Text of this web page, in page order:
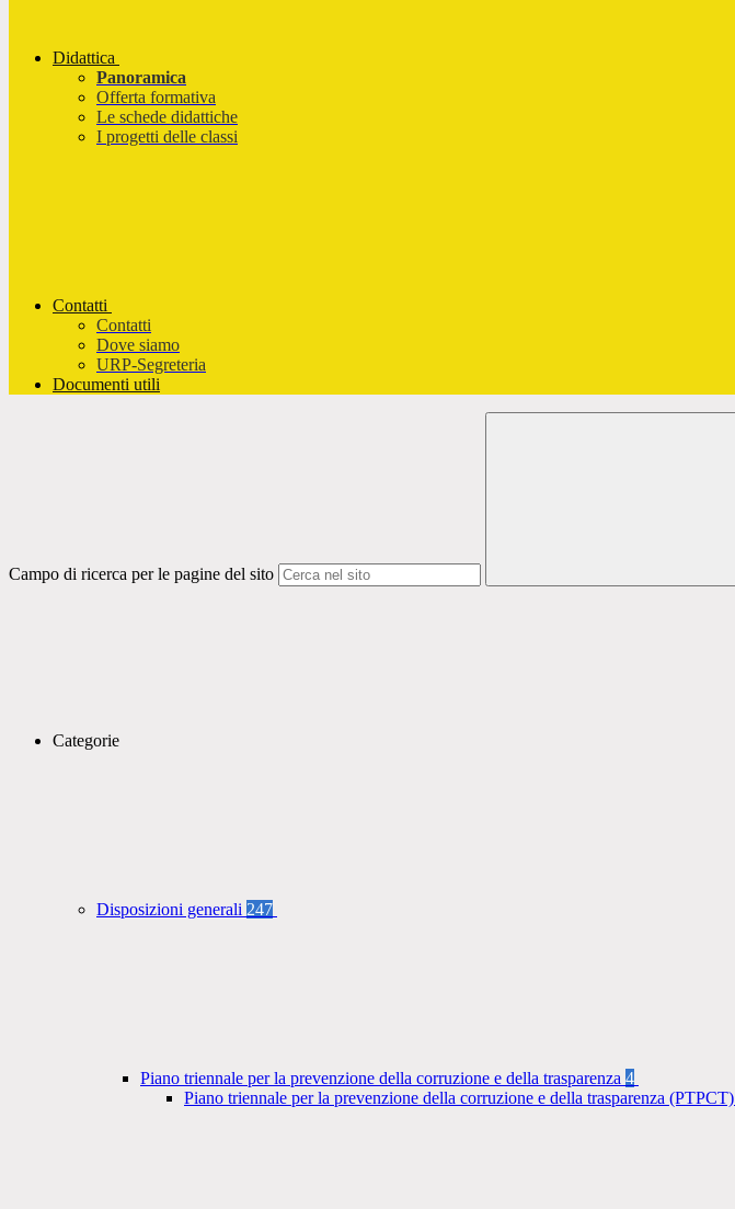
Didattica
Panoramica
Offerta formativa
Le schede didattiche
I progetti delle classi
Contatti
Contatti
Dove siamo
URP-Segreteria
Documenti utili
Campo di ricerca per le pagine del sito
Categorie
Disposizioni generali 247
Piano triennale per la prevenzione della corruzione e della trasparenza 4
Piano triennale per la prevenzione della corruzione e della trasparenza (PTPCT)